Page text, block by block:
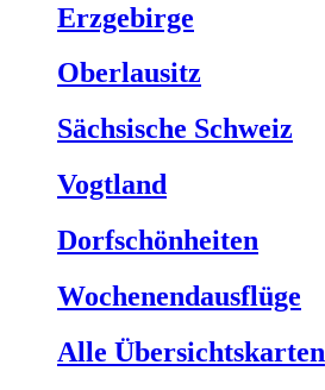
Erzgebirge
Oberlausitz
Sächsische Schweiz
Vogtland
Dorfschönheiten
Wochenendausflüge
Alle Übersichtskarten